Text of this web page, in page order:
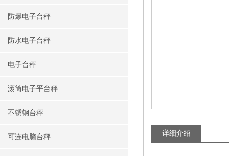
防爆电子台秤
防水电子台秤
电子台秤
滚筒电子平台秤
不锈钢台秤
可连电脑台秤 详细介绍